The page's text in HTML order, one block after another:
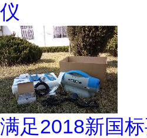
仪
满足2018新国